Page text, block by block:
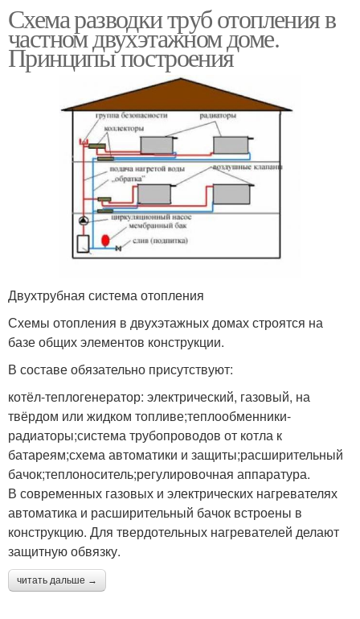
Схема разводки труб отопления в
частном двухэтажном доме.
Принципы построения
Двухтрубная система отопления
Схемы отопления в двухэтажных домах строятся на
базе общих элементов конструкции.
В составе обязательно присутствуют:
котёл-теплогенератор: электрический, газовый, на
твёрдом или жидком топливе;теплообменники-
радиаторы;система трубопроводов от котла к
батареям;схема автоматики и защиты;расширительный
бачок;теплоноситель;регулировочная аппаратура.
В современных газовых и электрических нагревателях
автоматика и расширительный бачок встроены в
конструкцию. Для твердотельных нагревателей делают
защитную обвязку.
читать дальше →